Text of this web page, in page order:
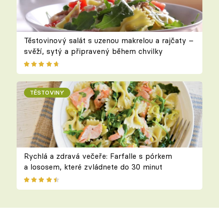
Těstovinový salát s uzenou makrelou a rajčaty –
svěží, sytý a připravený během chvilky
TĚSTOVINY
Rychlá a zdravá večeře: Farfalle s pórkem
a lososem, které zvládnete do 30 minut